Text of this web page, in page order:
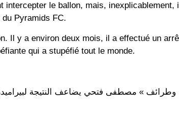
le ballon, mais, inexplicablement,
Pyramids FC.
Il y a environ deux mois, il a effectué un
qui a stupéfié tout le monde.
» مصطفى فتحي يضاعف النتيجة